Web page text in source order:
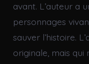
avant. L’auteur a
personnages
sauver l’histoire.
originale, mais qui